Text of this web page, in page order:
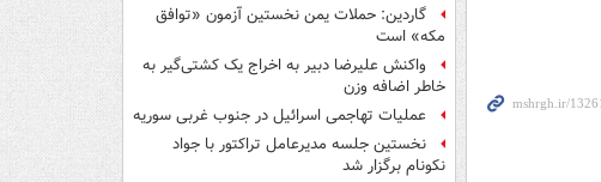
گاردین: حملات یمن نخستین آزمون «توافق
مکه» است
واکنش علیرضا دبیر به اخراج یک کشتی‌گیر به
خاطر اضافه وزن
عملیات تهاجمی اسرائیل در جنوب غربی سوریه
نخستین جلسه مدیرعامل تراکتور با جواد
نکونام برگزار شد